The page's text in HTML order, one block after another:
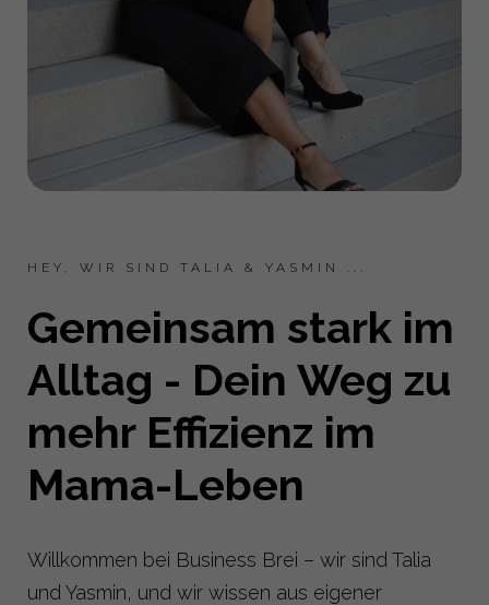
HEY, WIR SIND TALIA & YASMIN ...
Gemeinsam stark im
Alltag - Dein Weg zu
mehr Effizienz im
Mama-Leben
Willkommen bei Business Brei – wir sind Talia
und Yasmin, und wir wissen aus eigener